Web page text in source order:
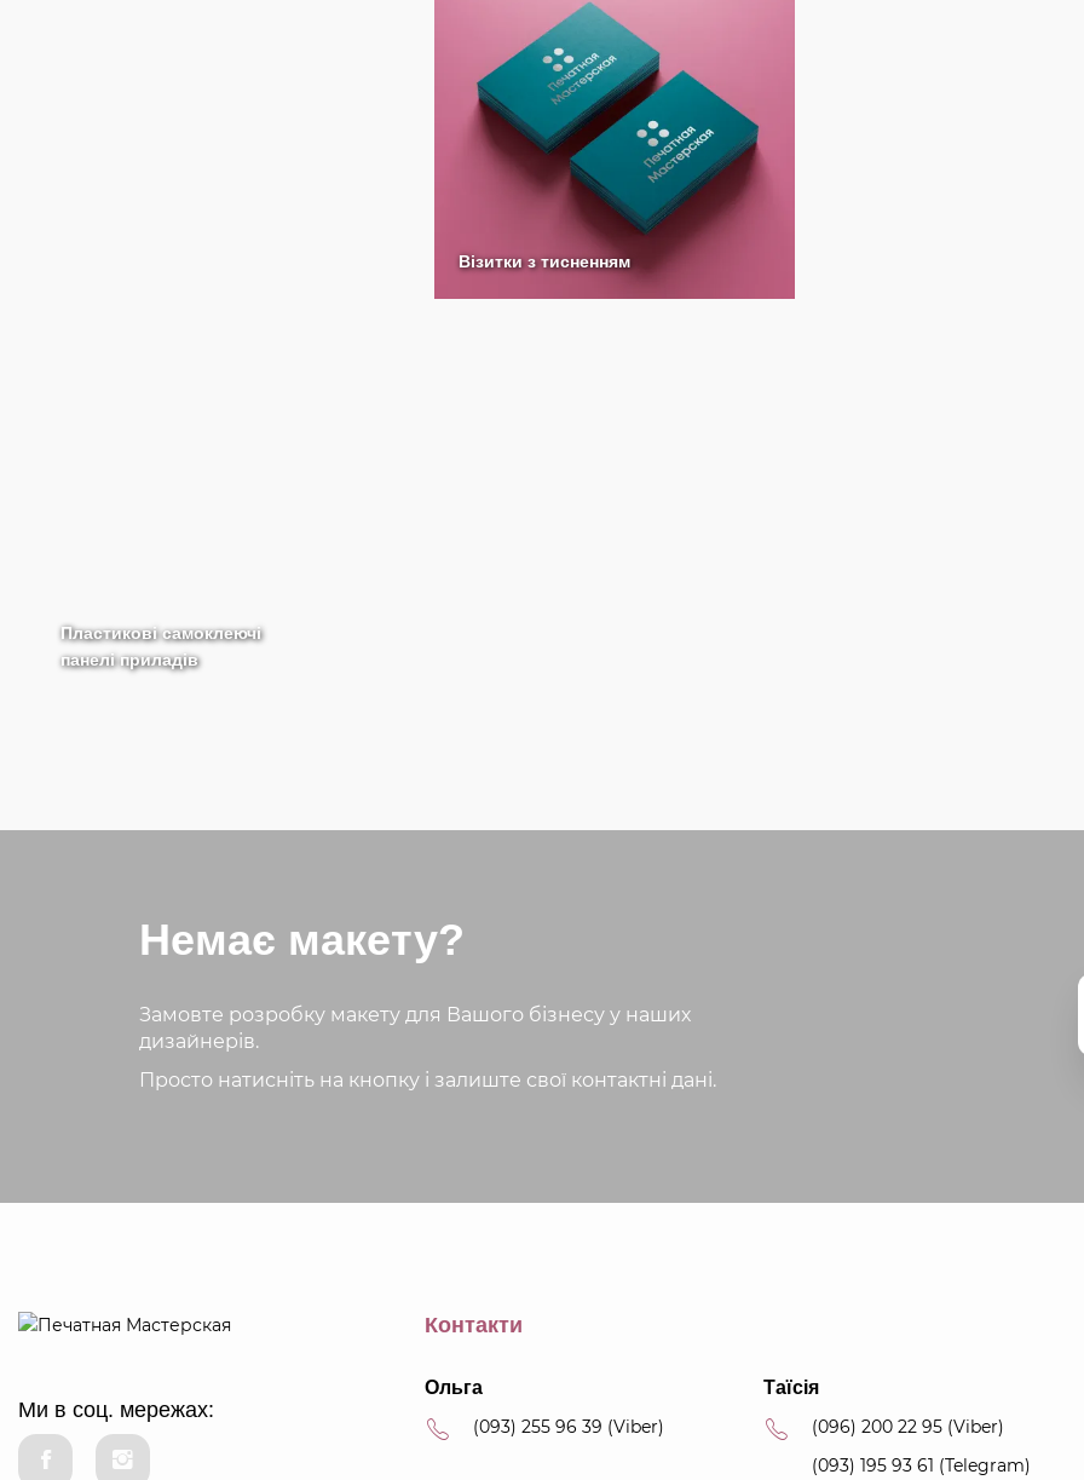
Візитки з тисненням
Пластикові самоклеючі
панелі приладів
Немає макету?
Замовте розробку макету для Вашого бізнесу у наших
дизайнерів.
Просто натисніть на кнопку і залиште свої контактні дані.
Ми в соц. мережах:
Контакти
Ольга
(093) 255 96 39 (Viber)
Таїсія
(096) 200 22 95 (Viber)
(093) 195 93 61 (Telegram)